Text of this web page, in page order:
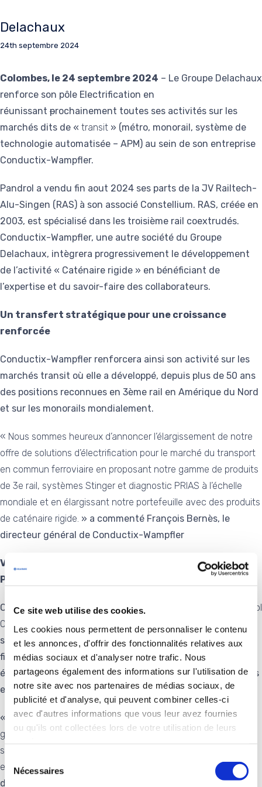
Ce site web utilise des cookies.
Les cookies nous permettent de personnaliser le contenu
et les annonces, d'offrir des fonctionnalités relatives aux
médias sociaux et d'analyser notre trafic. Nous
partageons également des informations sur l'utilisation de
notre site avec nos partenaires de médias sociaux, de
publicité et d'analyse, qui peuvent combiner celles-ci
avec d'autres informations que vous leur avez fournies
ou qu'ils ont collectées lors de votre utilisation de leurs
Nécessaires
Delachaux
24th septembre 2024
Colombes, le 24 septembre 2024 – Le Groupe Delachaux
renforce son pôle Electrification en
réunissant prochainement toutes ses activités sur les
marchés dits de « transit » (métro, monorail, système de
technologie automatisée – APM) au sein de son entreprise
Conductix-Wampfler.
Pandrol a vendu fin aout 2024 ses parts de la JV Railtech-
Alu-Singen (RAS) à son associé Constellium. RAS, créée en
2003, est spécialisé dans les troisième rail coextrudés.
Conductix-Wampfler, une autre société du Groupe
Delachaux, intègrera progressivement le développement
de l’activité « Caténaire rigide » en bénéficiant de
l’expertise et du savoir-faire des collaborateurs.
Un transfert stratégique pour une croissance
renforcée
Conductix-Wampfler renforcera ainsi son activité sur les
marchés transit où elle a développé, depuis plus de 50 ans
des positions reconnues en 3ème rail en Amérique du Nord
et sur les monorails mondialement.
« Nous sommes heureux d’annoncer l’élargissement de notre
offre de solutions d’électrification pour le marché du transport
en commun ferroviaire en proposant notre gamme de produits
de 3e rail, systèmes Stinger et diagnostic PRIAS à l’échelle
mondiale et en élargissant notre portefeuille avec des produits
de caténaire rigide. » a commenté François Bernès, le
directeur général de Conductix-Wampfler
Vers une nouvelle phase de développement pour
Pandrol
Ce transfert s’inscrit dans le cadre de la stratégie «
Pandrol
On-Track 2028
», qui vise à concentrer les activités de la
société sur ses segments principaux : les systèmes de
fixation, les solutions de soudure aluminothermiques, les
équipements de signalisation et les équipements résilients
et durables.
«
L’application de cette nouvelle stratégie a déjà commencé à
générer une croissance significative et profitable pour la
société. Je remercie l’ensemble des équipes Pandrol pour leur
engagement et les résultats déjà obtenus à ce jour
. » a
déclaré Nicolas Groult, le Directeur Général de Pandrol.